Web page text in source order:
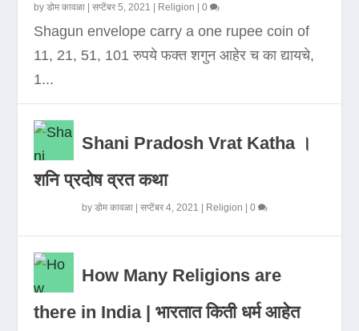
byडोम कावळा |सप्टेंबर 5, 2021 Religion |0
Shagun envelope carry a one rupee coin of
11, 21, 51, 101 रुपये फक्त शगुन आहेर च का द्यायचे,
1...
Shani Pradosh Vrat Katha ।
शनि प्रदोष व्रत कथा
byडोम कावळा |सप्टेंबर 4, 2021 Religion |0
How Many Religions are
there in India | भारतात किती धर्म आहेत